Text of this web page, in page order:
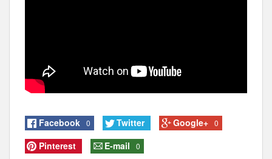
Facebook 0 Twitter Google+ 0
Pinterest E-mail 0